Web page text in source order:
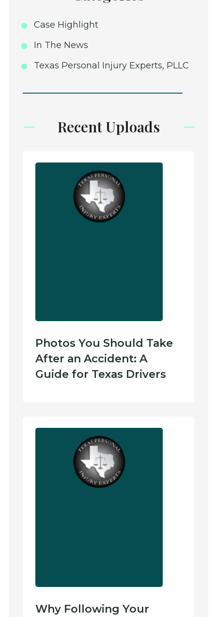
Case Highlight
In The News
Texas Personal Injury Experts, PLLC
Recent Uploads
Photos You Should Take
After an Accident: A
Guide for Texas Drivers
Why Following Your